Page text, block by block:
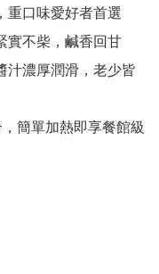
重口味愛好者首選
實不柴，鹹香回甘
汁濃厚潤滑，老少皆
簡單加熱即享餐館級